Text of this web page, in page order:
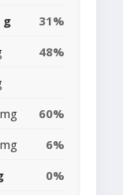
g
31%
48%
60%
6%
0%